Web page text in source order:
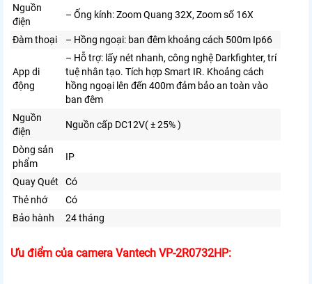
Nguồn
điện
– Ống kính: Zoom Quang 32X, Zoom số 16X
Đàm thoại – Hồng ngoại: ban đêm khoảng cách 500m Ip66
App di
động
– Hỗ trợ: lấy nét nhanh, công nghệ Darkfighter, trí
tuệ nhân tạo. Tích hợp Smart IR. Khoảng cách
hồng ngoại lên đến 400m đảm bảo an toàn vào
ban đêm
Nguồn
điện
Nguồn cấp DC12V( ± 25% )
Dòng sản
phẩm
IP
Quay Quét
Có
Thẻ nhớ
Có
Bảo hành
24 tháng
Ưu điểm của camera Vantech VP-2R0732HP: